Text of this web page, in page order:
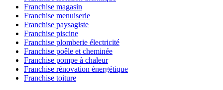
Franchise magasin
Franchise menuiserie
Franchise paysagiste
Franchise piscine
Franchise plomberie électricité
Franchise poêle et cheminée
Franchise pompe à chaleur
Franchise rénovation énergétique
Franchise toiture